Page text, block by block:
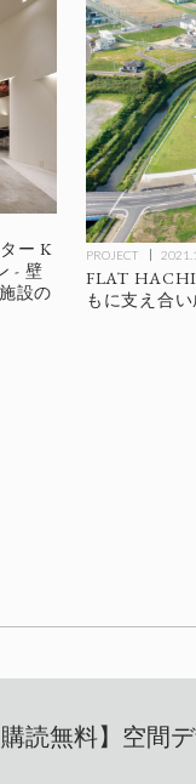
ー K
- 壁
設の
PROJECT
FLAT
もに支え合
購読無料】空間